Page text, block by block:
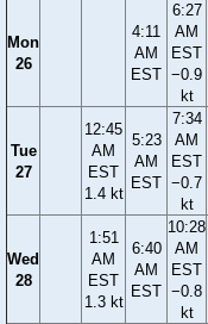
Mon
26
4:11
AM
EST
6:27
AM
EST
−0.9
kt
Tue
27
12:45
AM
EST
1.4 kt
5:23
AM
EST
7:34
AM
EST
−0.7
kt
Wed
28
1:51
AM
EST
1.3 kt
6:40
AM
EST
10:28
AM
EST
−0.8
kt